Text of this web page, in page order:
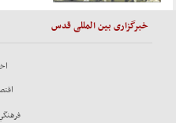
خبرگزاری بین المللی قدس